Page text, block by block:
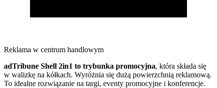
Reklama w centrum handlowym
adTribune Shell 2in1 to trybunka promocyjna, która składa się
w walizkę na kółkach. Wyróżnia się dużą powierzchnią reklamową.
To idealne rozwiązanie na targi, eventy promocyjne i konferencje.